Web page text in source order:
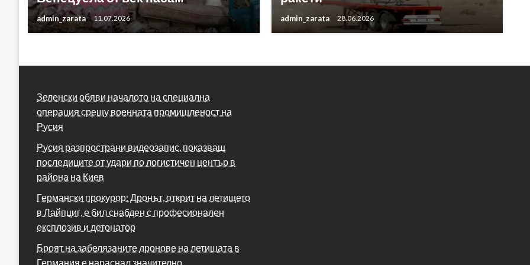
admin_zarata 11.07.2026 admin_zarata 28.06.2026
Зеленски обяви началото на специална
операция срещу военната промишленост на
Русия
Русия разпространи видеозапис, показващ
последиците от удари по логистичен център в
района на Киев
Германски прокурор: Дронът, открит на летището
в Лайпциг, е бил снабден с професионален
експлозив и детонатор
Броят на забелязаните дронове на летищата в
Германия е нараснал значително